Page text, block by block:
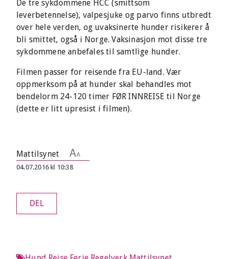
De tre sykdommene HCC (smittsom
leverbetennelse), valpesjuke og parvo finns utbredt
over hele verden, og uvaksinerte hunder risikerer å
bli smittet, også i Norge. Vaksinasjon mot disse tre
sykdommene anbefales til samtlige hunder.
Filmen passer for reisende fra EU-land. Vær
oppmerksom på at hunder skal behandles mot
bendelorm 24-120 timer FØR INNREISE til Norge
(dette er litt upresist i filmen).
Mattilsynet
04.07.2016 kl 10:38
DEL